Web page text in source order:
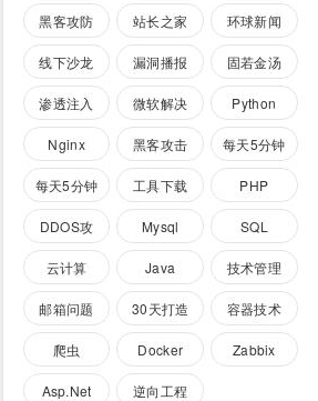
态
库
黑客攻防 站长之家 环球新闻
线下沙龙 漏洞播报 固若金汤
渗透注入
微软解决
方案
Python
Nginx 黑客攻击
每天5分钟
Docker
每天5分钟
OpenStack
工具下载
PHP
DDOS攻
击脚本源
代码
Mysql
SQL
Server
云计算 Java
技术管理
实战36讲
邮箱问题
库
30天打造
师
容器技术
爬虫 Docker Zabbix
Asp.Net 逆向工程